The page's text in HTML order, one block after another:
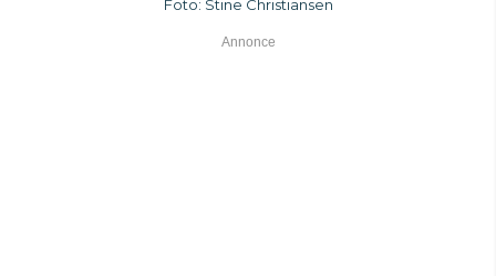
Foto: Stine Christiansen